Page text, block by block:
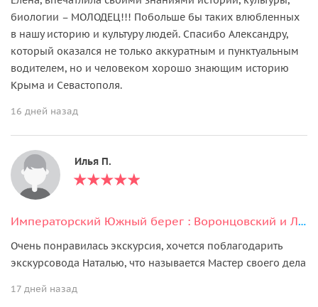
биологии – МОЛОДЕЦ!!! Побольше бы таких влюбленных
в нашу историю и культуру людей. Спасибо Александру,
который оказался не только аккуратным и пунктуальным
водителем, но и человеком хорошо знающим историю
Крыма и Севастополя.
16 дней назад
Илья П.
Императорский Южный берег : Воронцовский и Ливадийский дворцы, Ялта
Очень понравилась экскурсия, хочется поблагодарить
экскурсовода Наталью, что называется Мастер своего дела
17 дней назад